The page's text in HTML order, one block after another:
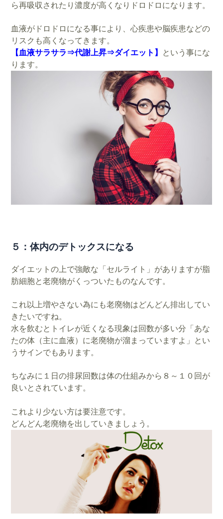
ら再吸収されたり濃度が高くなりドロドロになります。
血液がドロドロになる事により、心疾患や脳疾患などの
リスクも高くなってきます。
【血液サラサラ⇒代謝上昇⇒ダイエット】 という事にな
ります。
５：体内のデトックスになる
ダイエットの上で強敵な「セルライト」がありますが脂
肪細胞と老廃物がくっついたものなんです。
これ以上増やさない為にも老廃物はどんどん排出してい
きたいですね。
水を飲むとトイレが近くなる現象は回数が多い分「あな
たの体（主に血液）に老廃物が溜まっていますよ」とい
うサインでもあります。
ちなみに１日の排尿回数は体の仕組みから８～１０回が
良いとされています。
これより少ない方は要注意です。
どんどん老廃物を出していきましょう。